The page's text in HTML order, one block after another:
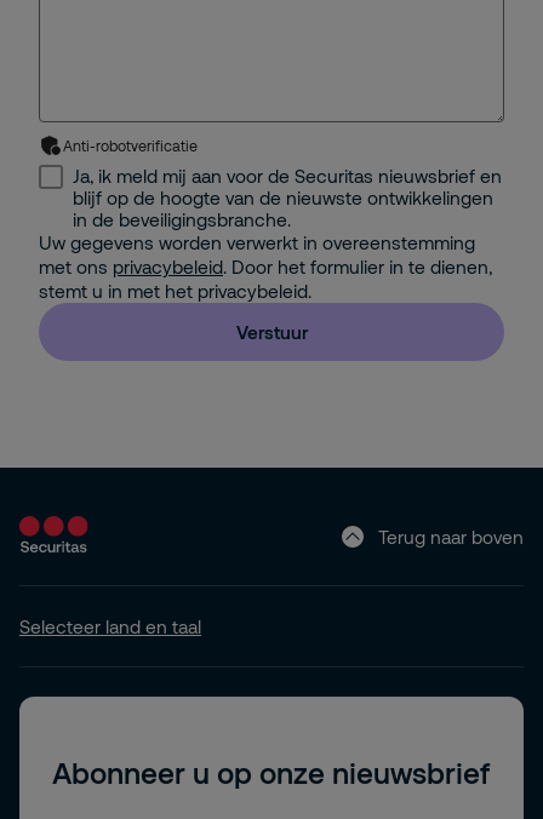
Anti-robotverificatie
Ja, ik meld mij aan voor de Securitas nieuwsbrief en
blijf op de hoogte van de nieuwste ontwikkelingen
in de beveiligingsbranche.
Uw gegevens worden verwerkt in overeenstemming
met ons privacybeleid. Door het formulier in te dienen,
stemt u in met het privacybeleid.
Verstuur
Terug naar boven
Selecteer land en taal
Abonneer u op onze nieuwsbrief